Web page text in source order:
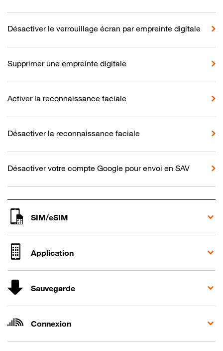
Désactiver le verrouillage écran par empreinte digitale
Supprimer une empreinte digitale
Activer la reconnaissance faciale
Désactiver la reconnaissance faciale
Désactiver votre compte Google pour envoi en SAV
SIM/eSIM
Application
Sauvegarde
Connexion